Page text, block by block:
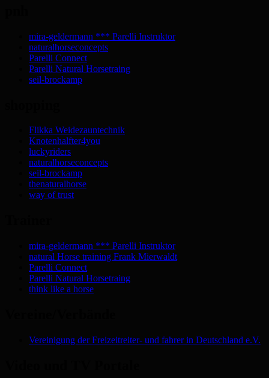
mira-geldermann *** Parelli Instruktor
naturalhorseconcepts
Parelli Connect
Parelli Natural Horsetraing
seil-brockamp
Flikka Weidezauntechnik
Knotenhalfter4you
luckyriders
naturalhorseconcepts
seil-brockamp
thenaturalhorse
way of trust
mira-geldermann *** Parelli Instruktor
natural Horse training Frank Mierwaldt
Parelli Connect
Parelli Natural Horsetraing
think like a horse
Vereinigung der Freizeitreiter- und fahrer in Deutschland e.V.